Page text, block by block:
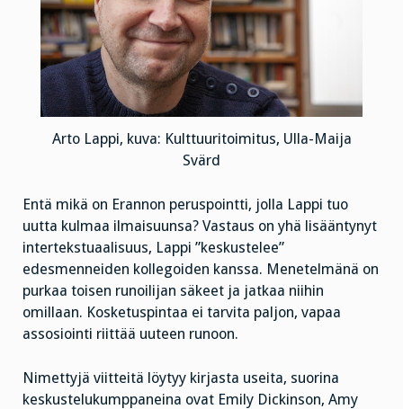
Arto Lappi, kuva: Kulttuuritoimitus, Ulla-Maija
Svärd
Entä mikä on Erannon peruspointti, jolla Lappi tuo
uutta kulmaa ilmaisuunsa? Vastaus on yhä lisääntynyt
intertekstuaalisuus, Lappi ”keskustelee”
edesmenneiden kollegoiden kanssa. Menetelmänä on
purkaa toisen runoilijan säkeet ja jatkaa niihin
omillaan. Kosketuspintaa ei tarvita paljon, vapaa
assosiointi riittää uuteen runoon.
Nimettyjä viitteitä löytyy kirjasta useita, suorina
keskustelukumppaneina ovat Emily Dickinson, Amy